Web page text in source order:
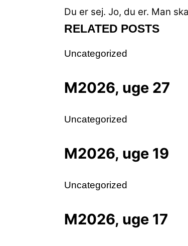
Du er sej. Jo, du er. Man
RELATED POSTS
Uncategorized
M2026, uge 27
Uncategorized
M2026, uge 19
Uncategorized
M2026, uge 17